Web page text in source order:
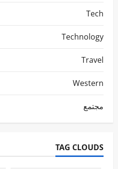
Tech
Technology
Travel
Western
مجتمع
TAG CLOUDS